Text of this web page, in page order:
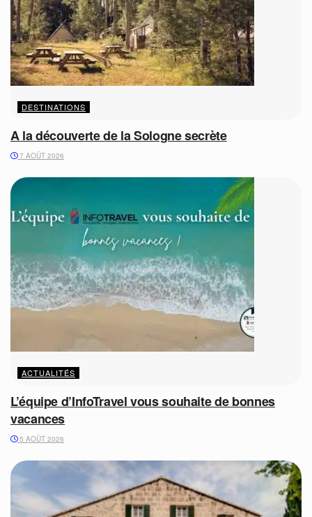
DESTINATIONS
A la découverte de la Sologne secrète
7 AOÛT 2026
ACTUALITÉS
L’équipe d’InfoTravel vous souhaite de bonnes
vacances
5 AOÛT 2026